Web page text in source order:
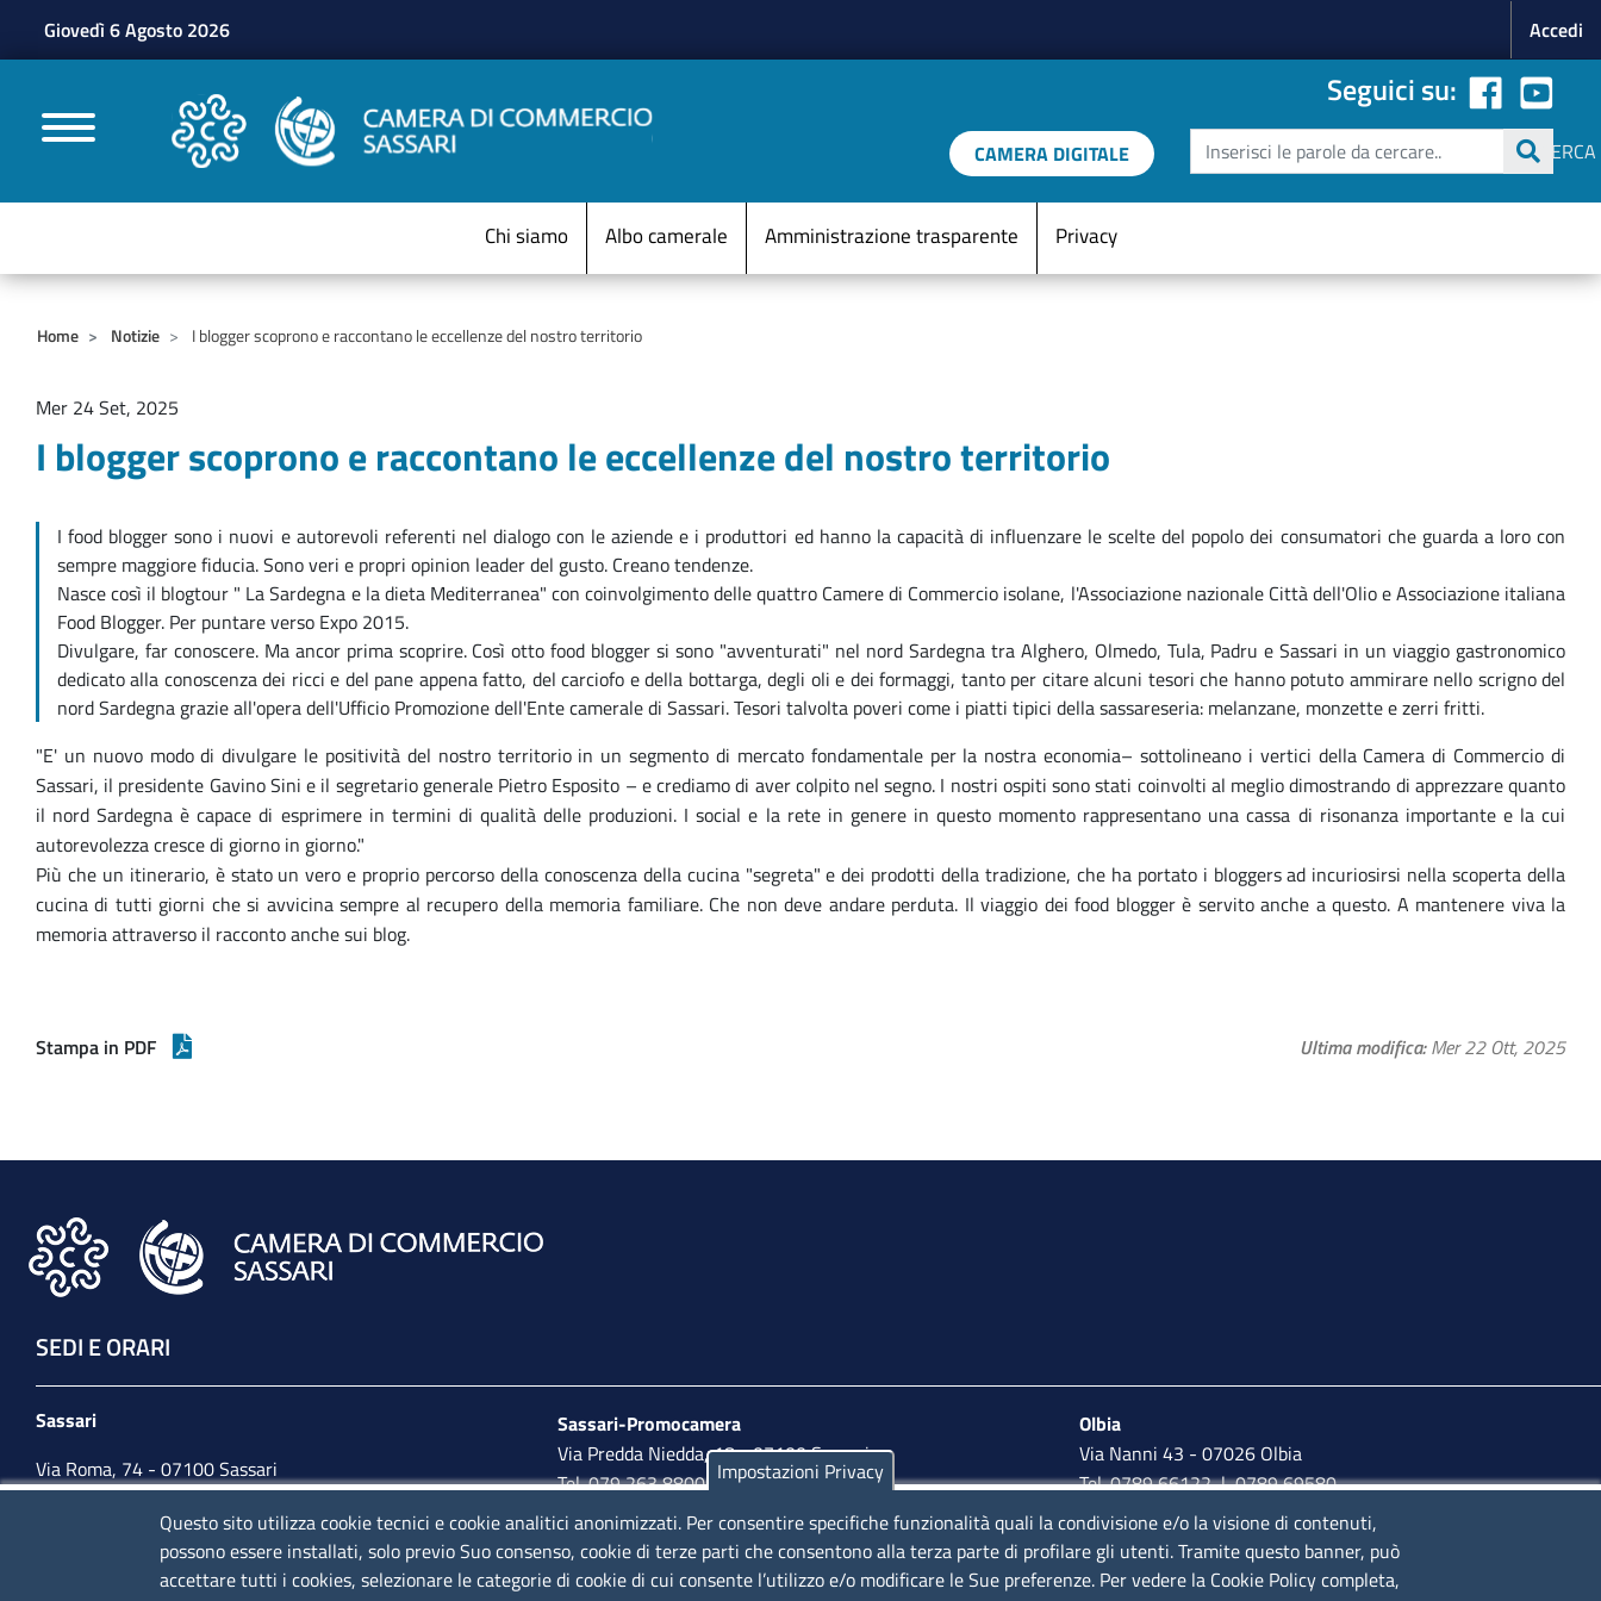
Giovedì 6 Agosto 2026 Accedi
CAMERE DI COMMERCIO D'ITALIA
Seguici su:
CAMERA DIGITALE Cerca
CERCA
Menu Statico
Chi siamo Albo camerale Amministrazione trasparente Privacy
Home Notizie I blogger scoprono e raccontano le eccellenze del nostro territorio
Mer 24 Set, 2025
I blogger scoprono e raccontano le eccellenze del nostro territorio
I food blogger sono i nuovi e autorevoli referenti nel dialogo con le aziende e i produttori ed hanno la capacità di influenzare le scelte del popolo dei consumatori che guarda a loro con
sempre maggiore fiducia. Sono veri e propri opinion leader del gusto. Creano tendenze.
Nasce così il blogtour " La Sardegna e la dieta Mediterranea" con coinvolgimento delle quattro Camere di Commercio isolane, l'Associazione nazionale Città dell'Olio e Associazione italiana
Food Blogger. Per puntare verso Expo 2015.
Divulgare, far conoscere. Ma ancor prima scoprire. Così otto food blogger si sono "avventurati" nel nord Sardegna tra Alghero, Olmedo, Tula, Padru e Sassari in un viaggio gastronomico
dedicato alla conoscenza dei ricci e del pane appena fatto, del carciofo e della bottarga, degli oli e dei formaggi, tanto per citare alcuni tesori che hanno potuto ammirare nello scrigno del
nord Sardegna grazie all'opera dell'Ufficio Promozione dell'Ente camerale di Sassari. Tesori talvolta poveri come i piatti tipici della sassareseria: melanzane, monzette e zerri fritti.
"E' un nuovo modo di divulgare le positività del nostro territorio in un segmento di mercato fondamentale per la nostra economia– sottolineano i vertici della Camera di Commercio di
Sassari, il presidente Gavino Sini e il segretario generale Pietro Esposito – e crediamo di aver colpito nel segno. I nostri ospiti sono stati coinvolti al meglio dimostrando di apprezzare quanto
il nord Sardegna è capace di esprimere in termini di qualità delle produzioni. I social e la rete in genere in questo momento rappresentano una cassa di risonanza importante e la cui
autorevolezza cresce di giorno in giorno."
Più che un itinerario, è stato un vero e proprio percorso della conoscenza della cucina "segreta" e dei prodotti della tradizione, che ha portato i bloggers ad incuriosirsi nella scoperta della
cucina di tutti giorni che si avvicina sempre al recupero della memoria familiare. Che non deve andare perduta. Il viaggio dei food blogger è servito anche a questo. A mantenere viva la
memoria attraverso il racconto anche sui blog.
Stampa in PDF Ultima modifica Mer 22 Ott, 2025
SEDI E ORARI
Sassari
Via Roma, 74 - 07100 Sassari
Tel. 079 2080274
lunedì - venerdì: 10,00 - 13,00; mercoledì pomeriggio:
Sassari-Promocamera
Via Predda Niedda, 18 - 07100 Sassari
Tel. 079 263 8800 | Fax 079 2638810
lunedì al venerdì: 10,00 - 13,00; mercoledì pomeriggio:
15,30 - 17,00
Olbia
Via Nanni 43 - 07026 Olbia
Tel. 0789 66122 | 0789 69580
mail:ufficio.olbia@ss.camcom.it
lunedì al venerdì: 9,00 - 12,00; lunedì pomeriggio: 16,00 -
17,00
Impostazioni Privacy
Questo sito utilizza cookie tecnici e cookie analitici anonimizzati. Per consentire specifiche funzionalità quali la condivisione e/o la visione di contenuti,
possono essere installati, solo previo Suo consenso, cookie di terze parti che consentono alla terza parte di profilare gli utenti. Tramite questo banner, può
accettare tutti i cookies, selezionare le categorie di cookie di cui consente l’utilizzo e/o modificare le Sue preferenze. Per vedere la Cookie Policy completa,